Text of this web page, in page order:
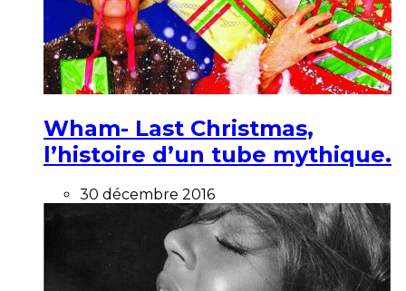
Wham- Last Christmas,
l’histoire d’un tube mythique.
30 décembre 2016